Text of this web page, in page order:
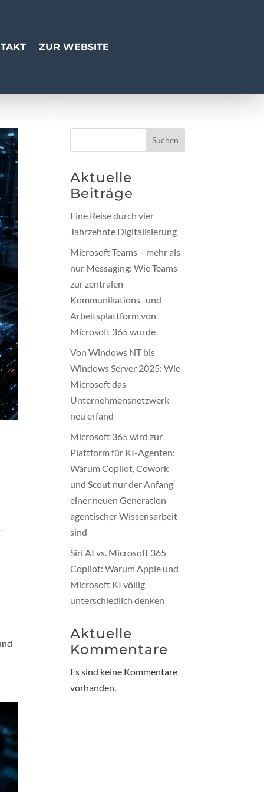
ZUR WEBSITE
Suchen
Aktuelle
Beiträge
Eine Reise durch vier
Jahrzehnte Digitalisierung
Microsoft Teams – mehr als
nur Messaging: Wie Teams
zur zentralen
Kommunikations- und
Arbeitsplattform von
Microsoft 365 wurde
Von Windows NT bis
Windows Server 2025: Wie
Microsoft das
Unternehmensnetzwerk
neu erfand
Microsoft 365 wird zur
Plattform für KI-Agenten:
Warum Copilot, Cowork
und Scout nur der Anfang
einer neuen Generation
agentischer Wissensarbeit
sind
Siri AI vs. Microsoft 365
Copilot: Warum Apple und
Microsoft KI völlig
unterschiedlich denken
Aktuelle
Kommentare
Es sind keine Kommentare
vorhanden.